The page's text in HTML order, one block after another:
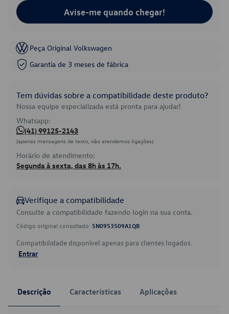
Avise-me quando chegar!
Peça Original Volkswagen
Garantia de 3 meses de fábrica
Tem dúvidas sobre a compatibilidade deste produto?
Nossa equipe especializada está pronta para ajudar!
Whatsapp:
(41) 99125-2143
(apenas mensagens de texto, não atendemos ligações)
Horário de atendimento:
Segunda à sexta, das 8h às 17h.
Verifique a compatibilidade
Consulte a compatibilidade fazendo login na sua conta.
Código original consultado: 5N0953509A1QB
Compatibilidade disponível apenas para clientes logados.
Entrar
Descrição Características Aplicações